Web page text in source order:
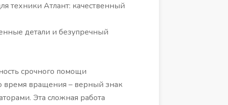
техники Атлант: качественный
детали и безупречный
срочного помощи
время вращения – верный знак
Эта сложная работа